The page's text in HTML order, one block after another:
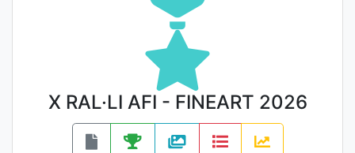
X RAL·LI AFI - FINEART 2026